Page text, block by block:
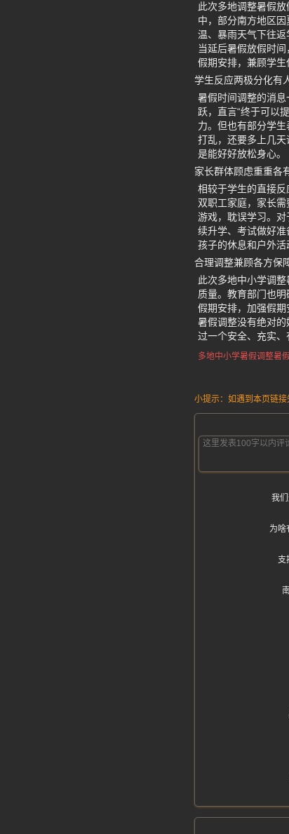
此次多地调整暑假
中，部分南方地区
温、暴雨天气下往
当延后暑假放假时
假期安排，兼顾学生
学生反应两极分化有
暑假时间调整的消
跃，直言“终于可以
力。但也有部分学
打乱，还要多上几
是能好好放松身心。
家长群体顾虑重重各
相较于学生的直接
双职工家庭，家长
游戏，耽误学习。
续升学、考试做好
孩子的休息和户外活
合理调整兼顾各方保
此次多地中小学调
质量。教育部门也
假期安排，加强假
暑假调整没有绝对
过一个安全、充实、
多地中小学暑假调整暑
小提示：如遇到本页链
我
为啥
支